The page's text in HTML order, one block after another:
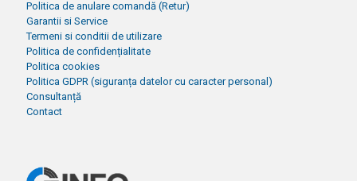
Politica de anulare comandă (Retur)
Garantii si Service
Termeni si conditii de utilizare
Politica de confidențialitate
Politica cookies
Politica GDPR (siguranța datelor cu caracter personal)
Consultanță
Contact